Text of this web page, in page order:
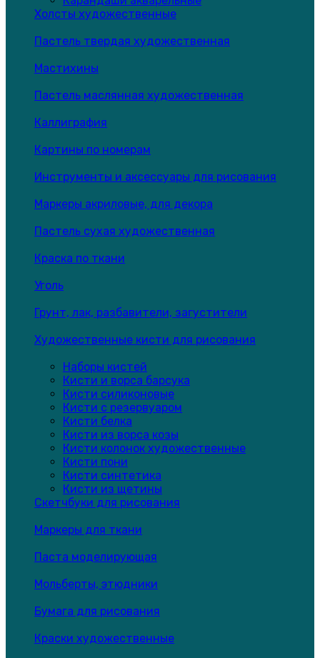
Холсты художественные
Пастель твердая художественная
Мастихины
Пастель маслянная художественная
Каллиграфия
Картины по номерам
Инструменты и аксессуары для рисования
Маркеры акриловые, для декора
Пастель сухая художественная
Краска по ткани
Уголь
Грунт, лак, разбавители, загустители
Художественные кисти для рисования
Наборы кистей
Кисти и ворса барсука
Кисти силиконовые
Кисти с резервуаром
Кисти белка
Кисти из ворса козы
Кисти колонок художественные
Кисти пони
Кисти синтетика
Кисти из щетины
Скетчбуки для рисования
Маркеры для ткани
Паста моделирующая
Мольберты, этюдники
Бумага для рисования
Краски художественные